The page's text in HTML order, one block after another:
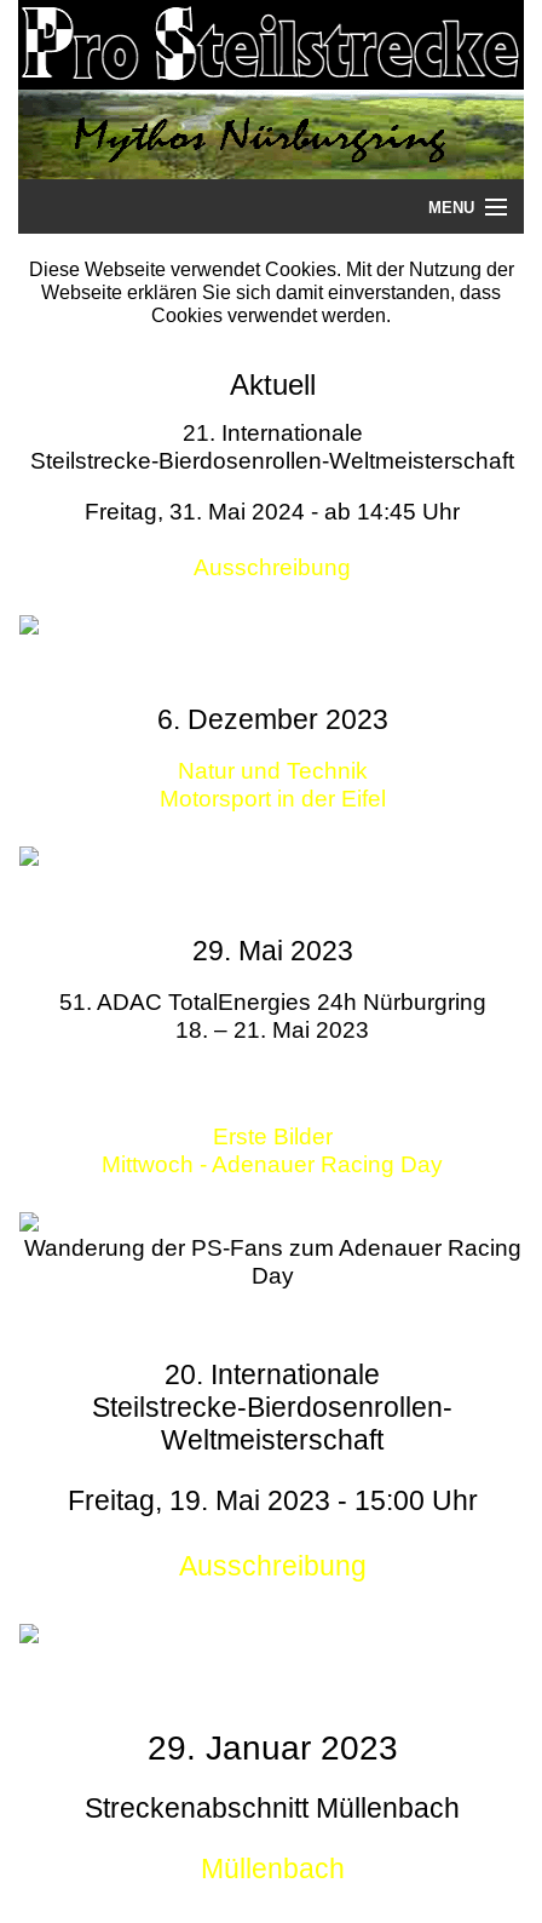
MENU
Startseite
Literatur
Termine
Diese Webseite verwendet Cookies. Mit der Nutzung der
Webseite erklären Sie sich damit einverstanden, dass
Cookies verwendet werden.
Aktuell
21. Internationale
Steilstrecke-Bierdosenrollen-Weltmeisterschaft
Freitag, 31. Mai 2024 - ab 14:45 Uhr
Ausschreibung
6. Dezember 2023
Natur und Technik
Motorsport in der Eifel
29. Mai 2023
51. ADAC TotalEnergies 24h Nürburgring
18. – 21. Mai 2023
Erste Bilder
Mittwoch - Adenauer Racing Day
Wanderung der PS-Fans zum Adenauer Racing
Day
20. Internationale
Steilstrecke-Bierdosenrollen-
Weltmeisterschaft
Freitag, 19. Mai 2023 - 15:00 Uhr
Ausschreibung
29. Januar 2023
Streckenabschnitt Müllenbach
Müllenbach